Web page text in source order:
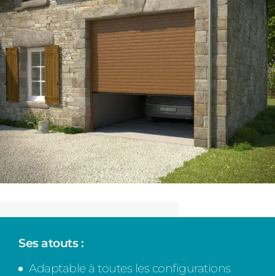
Ses atouts :
Adaptable à toutes les configurations